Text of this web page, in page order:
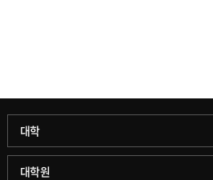
대학
과학기술대학
약학대학
대학원
일반대학원